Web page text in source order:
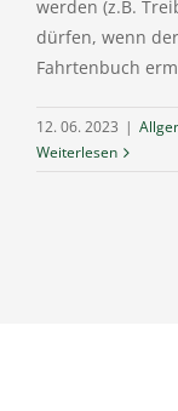
werden (z.B.
dürfen, wenn
Fahrtenbuch
12. 06. 2023 |
Weiterlesen